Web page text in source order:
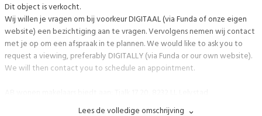
Dit object is verkocht.
Wij willen je vragen om bij voorkeur DIGITAAL (via Funda of onze eigen
website) een bezichtiging aan te vragen. Vervolgens nemen wij contact
met je op om een afspraak in te plannen. We would like to ask you to
request a viewing, preferably DIGITALLY (via Funda or our own website).
We will then contact you to schedule an appointment.
Lees de volledige omschrijving